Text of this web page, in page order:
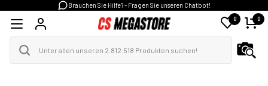
Brauchen Sie Hilfe? - Fragen Sie unseren Chatbot!
0 0